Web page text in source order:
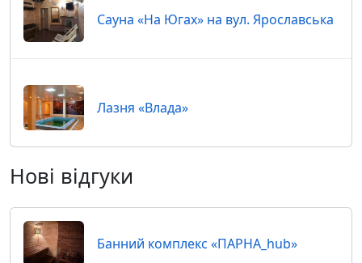
Сауна «На Югах» на вул. Ярославська
Лазня «Влада»
Нові відгуки
Банний комплекс «ПАРНА_hub»